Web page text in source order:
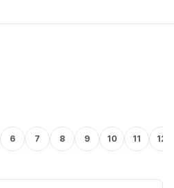
6 7 8 9 10 11 12